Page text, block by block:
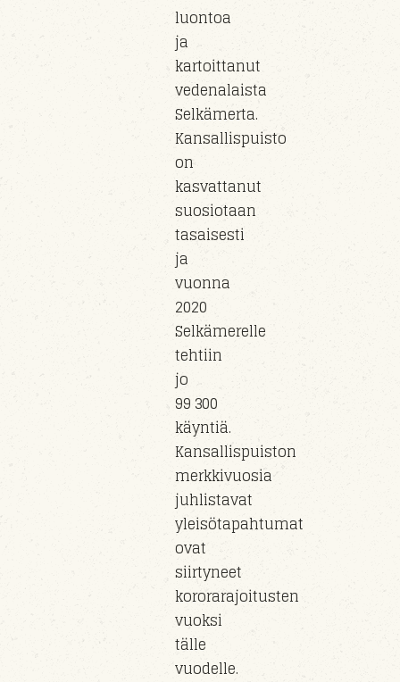
luontoa
ja
kartoittanut
vedenalaista
Selkämerta.
Kansallispuisto
on
kasvattanut
suosiotaan
tasaisesti
ja
vuonna
2020
Selkämerelle
tehtiin
jo
99 300
käyntiä.
Kansallispuiston
merkkivuosia
juhlistavat
yleisötapahtumat
ovat
siirtyneet
kororarajoitusten
vuoksi
tälle
vuodelle.